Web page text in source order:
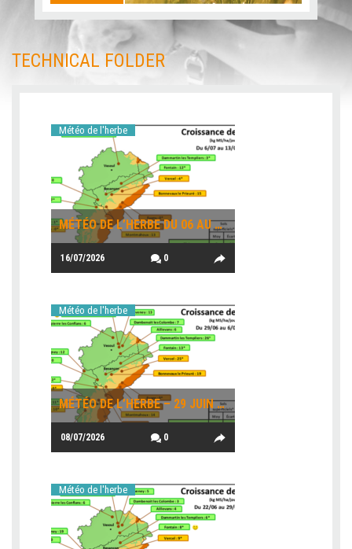
TECHNICAL FOLDER
Météo de l'herbe
MÉTÉO DE L’HERBE DU 06 AU 13 JUILLET 2026
16/07/2026 0
Météo de l'herbe
MÉTÉO DE L’HERBE – 29 JUIN AU 06 JUILLET
08/07/2026 0
Météo de l'herbe